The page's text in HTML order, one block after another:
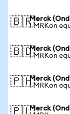
🇧🇷Merck
1 MRKon
🇧🇩Merck
1 MRKon
🇵🇭Merck
1 MRKon
Merck